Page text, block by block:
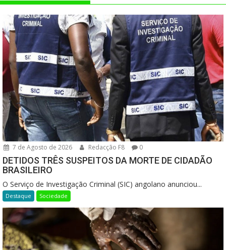
7 de Agosto de 2026 Redacção F8 0
DETIDOS TRÊS SUSPEITOS DA MORTE DE CIDADÃO
BRASILEIRO
O Serviço de Investigação Criminal (SIC) angolano anunciou...
Destaque Sociedade